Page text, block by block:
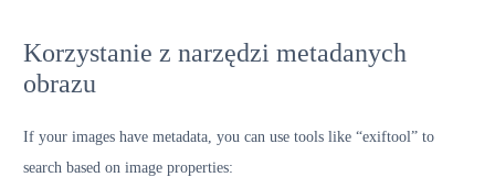
Korzystanie z narzędzi metadanych
obrazu
If your images have metadata, you can use tools like “exiftool” to
search based on image properties: